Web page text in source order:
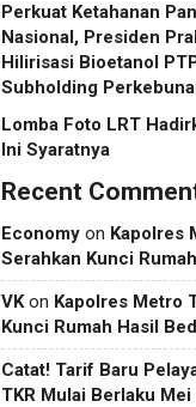
Perkuat Ketahanan
Nasional, Presiden
Hilirisasi Bioetanol
Subholding
Lomba Foto LRT
Ini Syaratnya
Recent
Economy on Kapolres
Serahkan Kunci
VKon Kapolres Metro
Kunci Rumah Hasil
Catat! Tarif Baru
TKR Mulai Berlaku Mei